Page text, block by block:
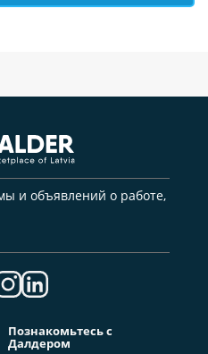
и объявлений о работе,
Познакомьтесь с
Далдером